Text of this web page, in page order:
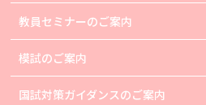
教員セミナーのご案内
模試のご案内
国試対策ガイダンスのご案内